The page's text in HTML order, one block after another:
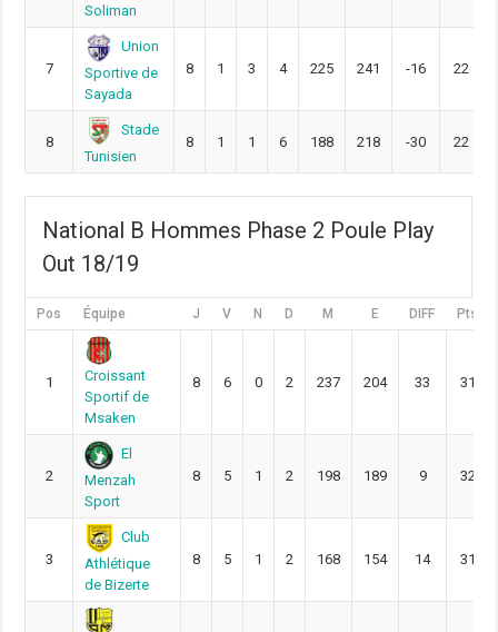
Soliman
7
Union
Sportive de
Sayada
8 1 3 4 225 241 -16 22
8
Stade
Tunisien
8 1 1 6 188 218 -30 22
National B Hommes Phase 2 Poule Play
Out 18/19
Pos Équipe J V N D M E DIFF Pts
1
Croissant
Sportif de
Msaken
8 6 0 2 237 204 33 31
2
El
Menzah
Sport
8 5 1 2 198 189 9 32
3
Club
Athlétique
de Bizerte
8 5 1 2 168 154 14 31